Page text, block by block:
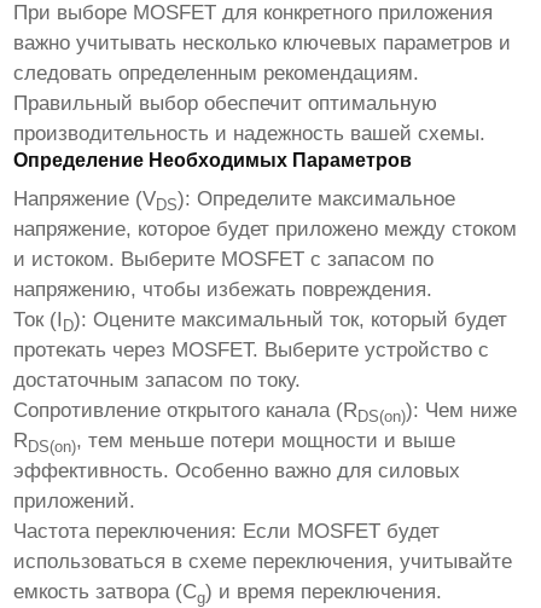
При выборе MOSFET для конкретного приложения
важно учитывать несколько ключевых параметров и
следовать определенным рекомендациям.
Правильный выбор обеспечит оптимальную
производительность и надежность вашей схемы.
Определение Необходимых Параметров
Напряжение (VDS): Определите максимальное
напряжение, которое будет приложено между стоком
и истоком. Выберите MOSFET с запасом по
напряжению, чтобы избежать повреждения.
Ток (I D): Оцените максимальный ток, который будет
протекать через MOSFET. Выберите устройство с
достаточным запасом по току.
Сопротивление открытого канала (RDS(on)): Чем ниже
RDS(on), тем меньше потери мощности и выше
эффективность. Особенно важно для силовых
приложений.
Частота переключения: Если MOSFET будет
использоваться в схеме переключения, учитывайте
емкость затвора (Cg) и время переключения.